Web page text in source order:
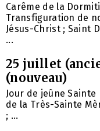
Carême de la
Transfiguration de
Jésus-Christ ; Saint
...
25 juillet
(nouveau)
Jour de jeûne
de la Très-Sainte
; ...